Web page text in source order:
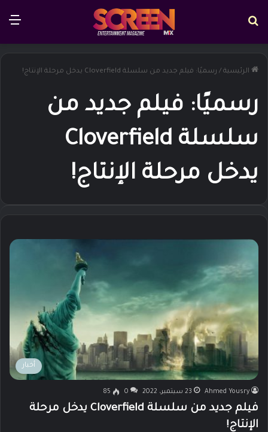
الرئيسية / رسميًا: فيلم جديد من سلسلة Cloverfield يدخل مرحلة الإنتاج!
رسميًا: فيلم جديد من
سلسلة Cloverfield
يدخل مرحلة الإنتاج!
أخبار
Ahmed Yousry 23 سبتمبر، 2022 0
85
فيلم جديد من سلسلة Cloverfield يدخل مرحلة
الإنتاج!